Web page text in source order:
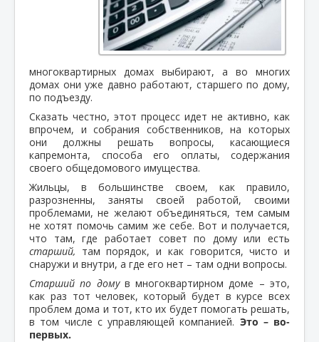
многоквартирных домах выбирают, а во многих
домах они уже давно работают, старшего по дому,
по подъезду.
Сказать честно, этот процесс идет не активно, как
впрочем, и собрания собственников, на которых
они должны решать вопросы, касающиеся
капремонта, способа его оплаты, содержания
своего общедомового имущества.
Жильцы, в большинстве своем, как правило,
разрозненны, заняты своей работой, своими
проблемами, не желают объединяться, тем самым
не хотят помочь самим же себе. Вот и получается,
что там, где работает совет по дому или есть
старший, там порядок, и как говорится, чисто и
снаружи и внутри, а где его нет – там одни вопросы.
Старший по домув многоквартирном доме – это,
как раз тот человек, который будет в курсе всех
проблем дома и тот, кто их будет помогать решать,
в том числе с управляющей компанией. Это – во-
первых.